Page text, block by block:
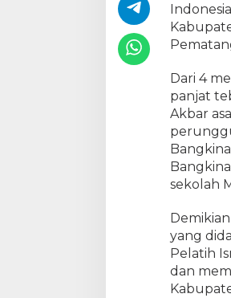
Dari 4
panjat
Akbar
sekolah
yang
Pelatih
dan